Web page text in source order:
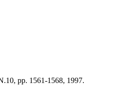
pp. 1561-1568, 1997.